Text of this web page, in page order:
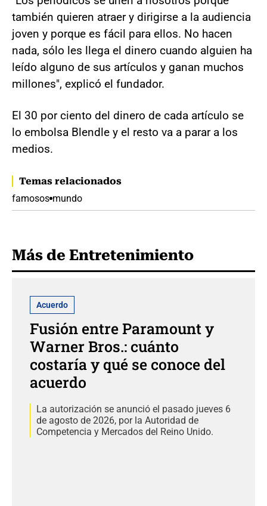
también quieren atraer y dirigirse a la audiencia
joven y porque es fácil para ellos. No hacen
nada, sólo les llega el dinero cuando alguien ha
leído alguno de sus artículos y ganan muchos
millones", explicó el fundador.
El 30 por ciento del dinero de cada artículo se
lo embolsa Blendle y el resto va a parar a los
medios.
Temas relacionados
famosos mundo
Más de Entretenimiento
Acuerdo
Fusión entre Paramount y
Warner Bros.: cuánto
costaría y qué se conoce del
acuerdo
La autorización se anunció el pasado jueves 6
de agosto de 2026, por la Autoridad de
Competencia y Mercados del Reino Unido.